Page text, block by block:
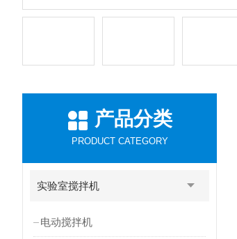
产品分类
PRODUCT CATEGORY
实验室搅拌机
电动搅拌机